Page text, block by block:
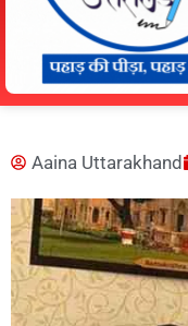
Aaina Uttarakhand